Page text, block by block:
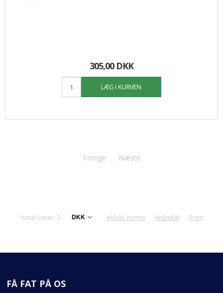
305,00 DKK
Forrige Næste
Antal varer: 2 eklskl. moms Anbefal Print
FÅ FAT PÅ OS